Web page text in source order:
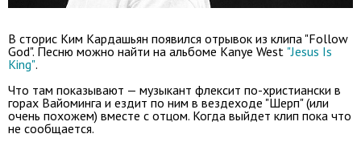
В сторис Ким Кардашьян появился отрывок из клипа "Follow
God". Песню можно найти на альбоме Kanye West "Jesus Is
King".
Что там показывают — музыкант флексит по-христиански в
горах Вайоминга и ездит по ним в вездеходе "Шерп" (или
очень похожем) вместе с отцом. Когда выйдет клип пока что
не сообщается.